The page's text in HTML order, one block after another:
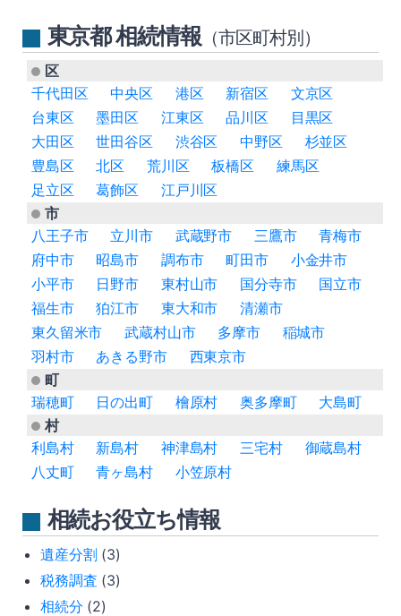
東京都 相続情報 （市区町村別）
区
千代田区
中央区 港区 新宿区
文京区
台東区
墨田区 江東区 品川区
目黒区
大田区
世田谷区 渋谷区 中野区
杉並区
豊島区
北区 荒川区 板橋区
練馬区
足立区
葛飾区
江戸川区
市
八王子市
立川市 武蔵野市 三鷹市
青梅市
府中市
昭島市 調布市 町田市
小金井市
小平市
日野市 東村山市 国分寺市
国立市
福生市
狛江市 東大和市
清瀬市
東久留米市
武蔵村山市 多摩市
稲城市
羽村市
あきる野市
西東京市
町
瑞穂町
日の出町 檜原村 奥多摩町
大島町
村
利島村
新島村 神津島村 三宅村
御蔵島村
八丈町
青ヶ島村 小笠原村
相続お役立ち情報
遺産分割 (3)
税務調査 (3)
相続分 (2)